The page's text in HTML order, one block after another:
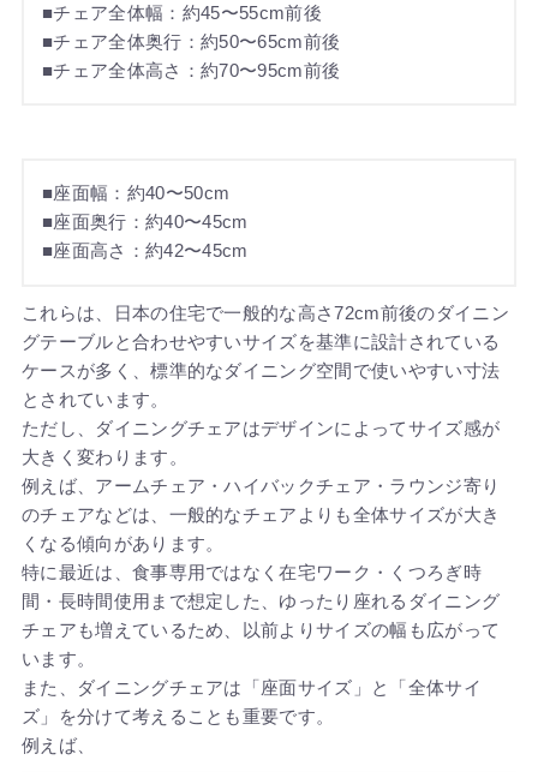
■チェア全体幅：約45〜55cm前後
■チェア全体奥行：約50〜65cm前後
■チェア全体高さ：約70〜95cm前後
■座面幅：約40〜50cm
■座面奥行：約40〜45cm
■座面高さ：約42〜45cm
これらは、日本の住宅で一般的な高さ72cm前後のダイニン
グテーブルと合わせやすいサイズを基準に設計されている
ケースが多く、標準的なダイニング空間で使いやすい寸法
とされています。
ただし、ダイニングチェアはデザインによってサイズ感が
大きく変わります。
例えば、アームチェア・ハイバックチェア・ラウンジ寄り
のチェアなどは、一般的なチェアよりも全体サイズが大き
くなる傾向があります。
特に最近は、食事専用ではなく在宅ワーク・くつろぎ時
間・長時間使用まで想定した、ゆったり座れるダイニング
チェアも増えているため、以前よりサイズの幅も広がって
います。
また、ダイニングチェアは「座面サイズ」と「全体サイ
ズ」を分けて考えることも重要です。
例えば、